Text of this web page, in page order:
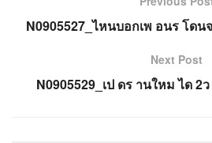
N0905527_ไหนบอกเพ อนร โด
Next Post
N0905529_เป ดร านใหม ได 2